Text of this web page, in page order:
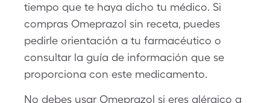
tiempo que te haya dicho tu médico. Si
compras Omeprazol sin receta, puedes
pedirle orientación a tu farmacéutico o
consultar la guía de información que se
proporciona con este medicamento.
No debes usar Omeprazol si eres alérgico a